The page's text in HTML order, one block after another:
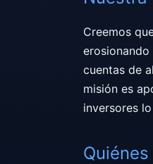
Creemos
cuentas de
misión es
inversores